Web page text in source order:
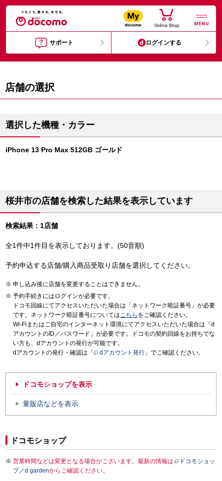
MENU
サポート ログインする
店舗の選択
選択した機種・カラー
iPhone 13 Pro Max 512GB ゴールド
桜井市の店舗を検索した結果を表示しています
検索結果：1店舗
全1件中1件目を表示しております。(50音順)
予約申込する店舗/購入商品受取り店舗を選択してください。
申し込み後に店舗を変更することはできません。
予約手続きにはログインが必要です。
ドコモ回線にてアクセスいただいた場合は「ネットワーク暗証番号」が必要
です。ネットワーク暗証番号についてはこちら をご確認ください。
Wi-Fiまたはご自宅のインターネット環境にてアクセスいただいた場合は「d
アカウントのID／パスワード」が必要です。ドコモの契約回線をお持ちでな
い方も、dアカウントの発行が可能です。
dアカウントの発行・確認は「
dアカウント発行 」でご確認ください。
ドコモショップを表示
量販店などを表示
ドコモショップ
営業時間などは変更となる場合がございます。最新の情報は
ドコモショッ
プ／d gardenからご確認ください。